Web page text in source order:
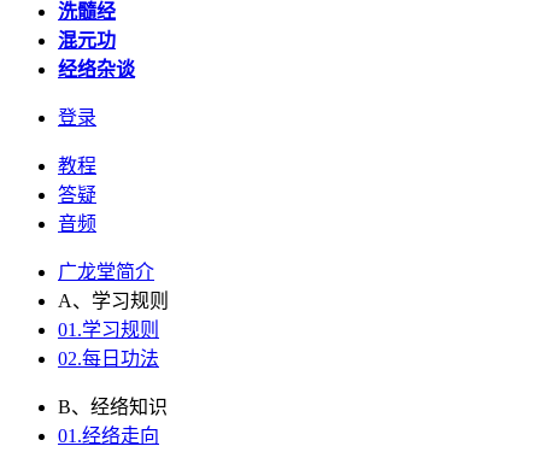
洗髓经
混元功
经络杂谈
登录
教程
答疑
音频
广龙堂简介
A、学习规则
01.学习规则
02.每日功法
B、经络知识
01.经络走向